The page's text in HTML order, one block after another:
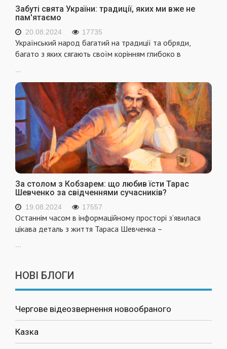
Забуті свята України: традиції, яких ми вже не
пам'ятаємо
20.08.2024 17735
Український народ багатий на традиції та обряди,
багато з яких сягають своїм корінням глибоко в
За столом з Кобзарем: що любив їсти Тарас
Шевченко за свідченнями сучасників?
19.08.2024 17557
Останнім часом в інформаційному просторі з’явилася
цікава деталь з життя Тараса Шевченка –
...
НОВІ БЛОГИ
Чергове відеозвернення новообраного
Казка